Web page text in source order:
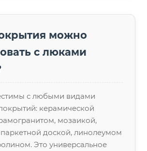
можно
с люками
с любыми видами
керамической
мозаикой,
доской, линолеумом
Это универсальное